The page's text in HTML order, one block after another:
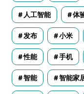
人工智能 体
发布 小米
性能 手机
智能 智能家